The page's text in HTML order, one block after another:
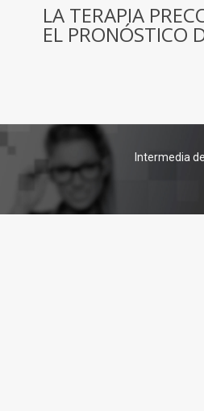
LA TERAPIA
EL PRONÓSTICO
Intermedia